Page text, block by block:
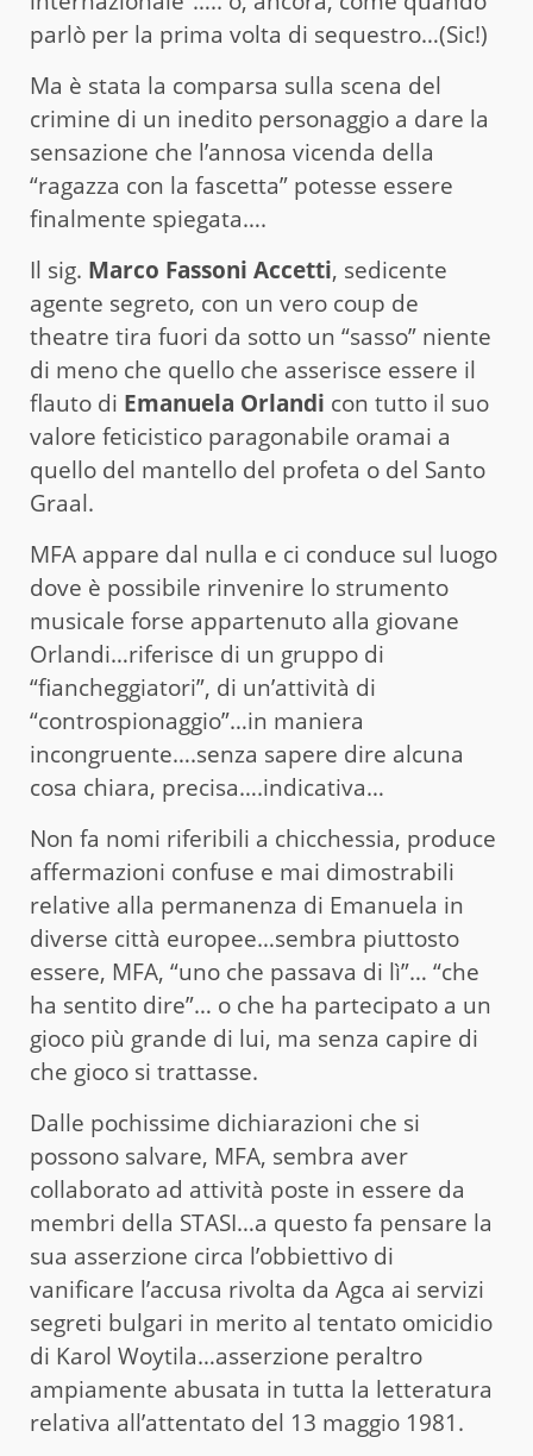
parlò per la prima volta di sequestro…(Sic!)
Ma è stata la comparsa sulla scena del
crimine di un inedito personaggio a dare la
sensazione che l’annosa vicenda della
“ragazza con la fascetta” potesse essere
finalmente spiegata….
Il sig. Marco Fassoni Accetti, sedicente
agente segreto, con un vero coup de
theatre tira fuori da sotto un “sasso” niente
di meno che quello che asserisce essere il
flauto di Emanuela Orlandi con tutto il suo
valore feticistico paragonabile oramai a
quello del mantello del profeta o del Santo
Graal.
MFA appare dal nulla e ci conduce sul luogo
dove è possibile rinvenire lo strumento
musicale forse appartenuto alla giovane
Orlandi…riferisce di un gruppo di
“fiancheggiatori”, di un’attività di
“controspionaggio”…in maniera
incongruente….senza sapere dire alcuna
cosa chiara, precisa….indicativa…
Non fa nomi riferibili a chicchessia, produce
affermazioni confuse e mai dimostrabili
relative alla permanenza di Emanuela in
diverse città europee…sembra piuttosto
essere, MFA, “uno che passava di lì”… “che
ha sentito dire”… o che ha partecipato a un
gioco più grande di lui, ma senza capire di
che gioco si trattasse.
Dalle pochissime dichiarazioni che si
possono salvare, MFA, sembra aver
collaborato ad attività poste in essere da
membri della STASI…a questo fa pensare la
sua asserzione circa l’obbiettivo di
vanificare l’accusa rivolta da Agca ai servizi
segreti bulgari in merito al tentato omicidio
di Karol Woytila…asserzione peraltro
ampiamente abusata in tutta la letteratura
relativa all’attentato del 13 maggio 1981.